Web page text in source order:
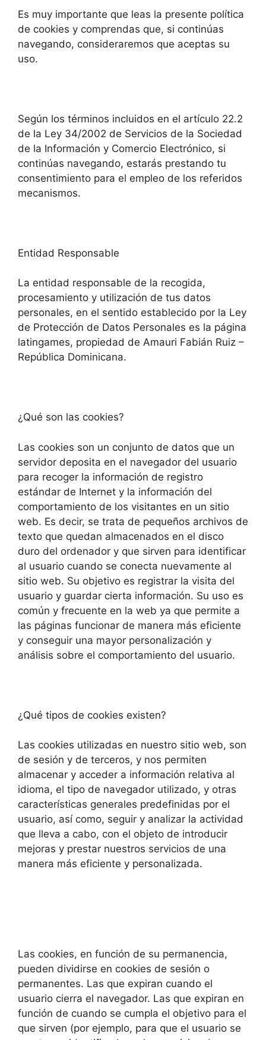
Es muy importante que leas la presente política
de cookies y comprendas que, si continúas
navegando, consideraremos que aceptas su
uso.
Según los términos incluidos en el artículo 22.2
de la Ley 34/2002 de Servicios de la Sociedad
de la Información y Comercio Electrónico, si
continúas navegando, estarás prestando tu
consentimiento para el empleo de los referidos
mecanismos.
Entidad Responsable
La entidad responsable de la recogida,
procesamiento y utilización de tus datos
personales, en el sentido establecido por la Ley
de Protección de Datos Personales es la página
latingames, propiedad de Amauri Fabián Ruiz –
República Dominicana.
¿Qué son las cookies?
Las cookies son un conjunto de datos que un
servidor deposita en el navegador del usuario
para recoger la información de registro
estándar de Internet y la información del
comportamiento de los visitantes en un sitio
web. Es decir, se trata de pequeños archivos de
texto que quedan almacenados en el disco
duro del ordenador y que sirven para identificar
al usuario cuando se conecta nuevamente al
sitio web. Su objetivo es registrar la visita del
usuario y guardar cierta información. Su uso es
común y frecuente en la web ya que permite a
las páginas funcionar de manera más eficiente
y conseguir una mayor personalización y
análisis sobre el comportamiento del usuario.
¿Qué tipos de cookies existen?
Las cookies utilizadas en nuestro sitio web, son
de sesión y de terceros, y nos permiten
almacenar y acceder a información relativa al
idioma, el tipo de navegador utilizado, y otras
características generales predefinidas por el
usuario, así como, seguir y analizar la actividad
que lleva a cabo, con el objeto de introducir
mejoras y prestar nuestros servicios de una
manera más eficiente y personalizada.
Las cookies, en función de su permanencia,
pueden dividirse en cookies de sesión o
permanentes. Las que expiran cuando el
usuario cierra el navegador. Las que expiran en
función de cuando se cumpla el objetivo para el
que sirven (por ejemplo, para que el usuario se